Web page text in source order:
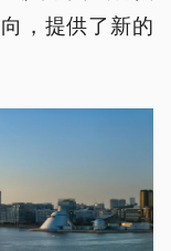
，提供了新的